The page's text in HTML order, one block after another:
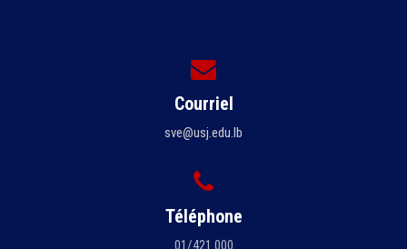
Courriel
sve@usj.edu.lb
Téléphone
01/421 000